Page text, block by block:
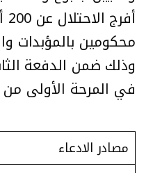
محكومين بالمؤبدات
وذلك ضمن الدفعة
في المرحة الأولى من
مصادر الادعاء